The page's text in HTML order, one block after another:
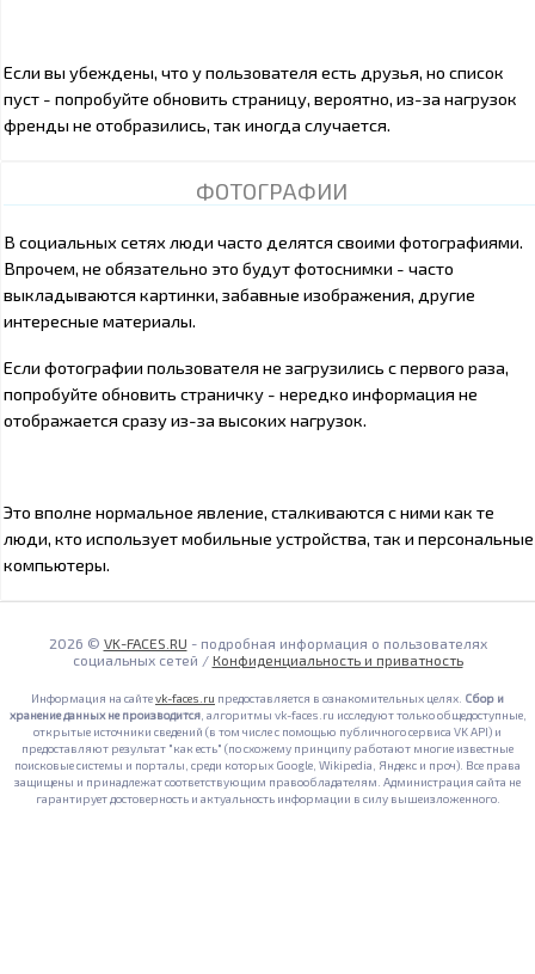
Если вы убеждены, что у пользователя есть друзья, но список
пуст - попробуйте обновить страницу, вероятно, из-за нагрузок
френды не отобразились, так иногда случается.
ФОТОГРАФИИ
В социальных сетях люди часто делятся своими фотографиями.
Впрочем, не обязательно это будут фотоснимки - часто
выкладываются картинки, забавные изображения, другие
интересные материалы.
Если фотографии пользователя не загрузились с первого раза,
попробуйте обновить страничку - нередко информация не
отображается сразу из-за высоких нагрузок.
Это вполне нормальное явление, сталкиваются с ними как те
люди, кто использует мобильные устройства, так и персональные
компьютеры.
2026 © VK-FACES.RU - подробная информация о пользователях
социальных сетей / Конфиденциальность и приватность
Информация на сайтеvk-faces.ru предоставляется в ознакомительных целях. Сбор и
хранение данных не производится, алгоритмы vk-faces.ru исследуют только общедоступные,
открытые источники сведений (в том числе с помощью публичного сервиса VK API) и
предоставляют результат "как есть" (по схожему принципу работают многие известные
поисковые системы и порталы, среди которых Google, Wikipedia, Яндекс и проч). Все права
защищены и принадлежат соответствующим правообладателям. Администрация сайта не
гарантирует достоверность и актуальность информации в силу вышеизложенного.